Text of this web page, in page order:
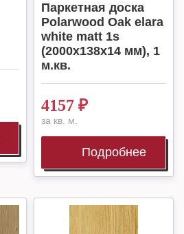
Паркетная доска
Polarwood Oak elara
white matt 1s
(2000x138x14 мм), 1
м.кв.
4157 ₽
за кв. м.
Подробнее